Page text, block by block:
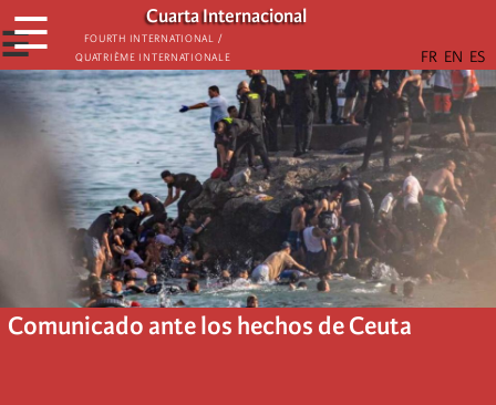
Skip
to
main
content
Cuarta Internacional
Fourth International /
Quatrième internationale
☰
☰
Comunicado ante los hechos de Ceuta